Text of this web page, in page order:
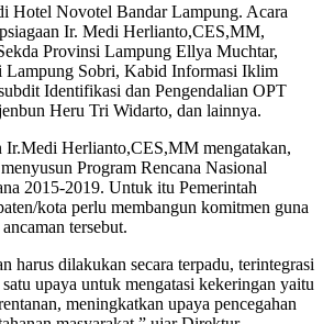
Hotel Novotel Bandar Lampung. Acara
Ir. Medi Herlianto,CES,MM,
Provinsi Lampung Ellya Muchtar,
Sobri, Kabid Informasi Iklim
Identifikasi dan Pengendalian OPT
Heru Tri Widarto, dan lainnya.
Ir.Medi Herlianto,CES,MM mengatakan,
Program Rencana Nasional
2015-2019. Untuk itu Pemerintah
kota perlu membangun komitmen guna
tersebut.
harus dilakukan secara terpadu, terintegrasi
upaya untuk mengatasi kekeringan yaitu
meningkatkan upaya pencegahan